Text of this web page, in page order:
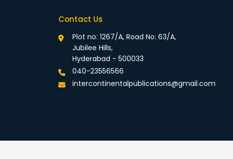
Contact Us
Plot no: 1267/A, Road No: 63/A,
Jubilee Hills,
Hyderabad - 500033
040-23556566
intercontinentalpublications@gmail.com